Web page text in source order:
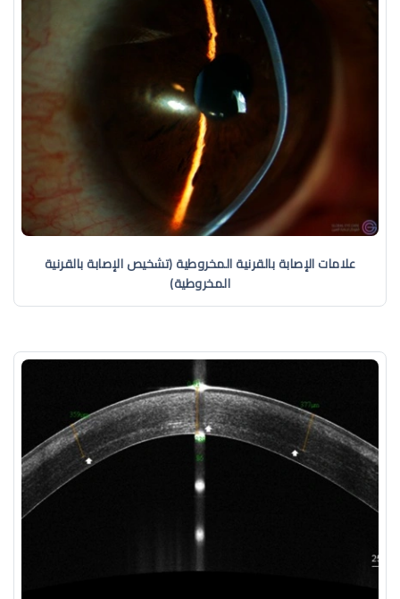
علامات الإصابة بالقرنية المخروطية (تشخيص الإصابة بالقرنية
المخروطية)